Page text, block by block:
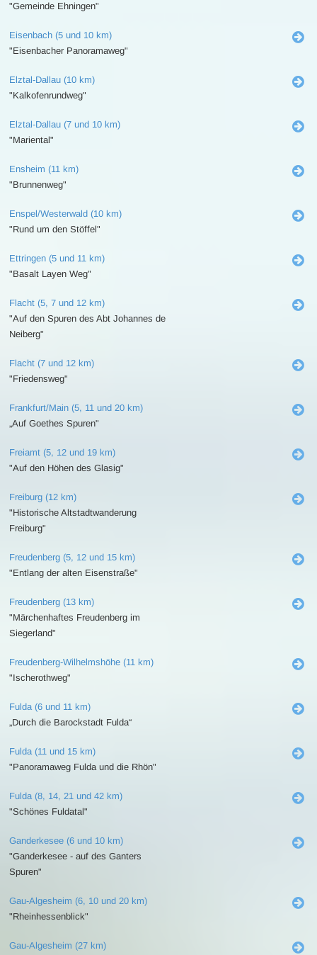
"Gemeinde Ehningen"
Eisenbach (5 und 10 km)
"Eisenbacher Panoramaweg"
Elztal-Dallau (10 km)
"Kalkofenrundweg"
Elztal-Dallau (7 und 10 km)
"Mariental"
Ensheim (11 km)
"Brunnenweg"
Enspel/Westerwald (10 km)
"Rund um den Stöffel"
Ettringen (5 und 11 km)
"Basalt Layen Weg"
Flacht (5, 7 und 12 km)
"Auf den Spuren des Abt Johannes de
Neiberg"
Flacht (7 und 12 km)
"Friedensweg"
Frankfurt/Main (5, 11 und 20 km)
„Auf Goethes Spuren"
Freiamt (5, 12 und 19 km)
"Auf den Höhen des Glasig"
Freiburg (12 km)
"Historische Altstadtwanderung
Freiburg"
Freudenberg (5, 12 und 15 km)
"Entlang der alten Eisenstraße"
Freudenberg (13 km)
"Märchenhaftes Freudenberg im
Siegerland"
Freudenberg-Wilhelmshöhe (11 km)
"Ischerothweg"
Fulda (6 und 11 km)
„Durch die Barockstadt Fulda“
Fulda (11 und 15 km)
"Panoramaweg Fulda und die Rhön"
Fulda (8, 14, 21 und 42 km)
"Schönes Fuldatal"
Ganderkesee (6 und 10 km)
"Ganderkesee - auf des Ganters
Spuren"
Gau-Algesheim (6, 10 und 20 km)
"Rheinhessenblick"
Gau-Algesheim (27 km)